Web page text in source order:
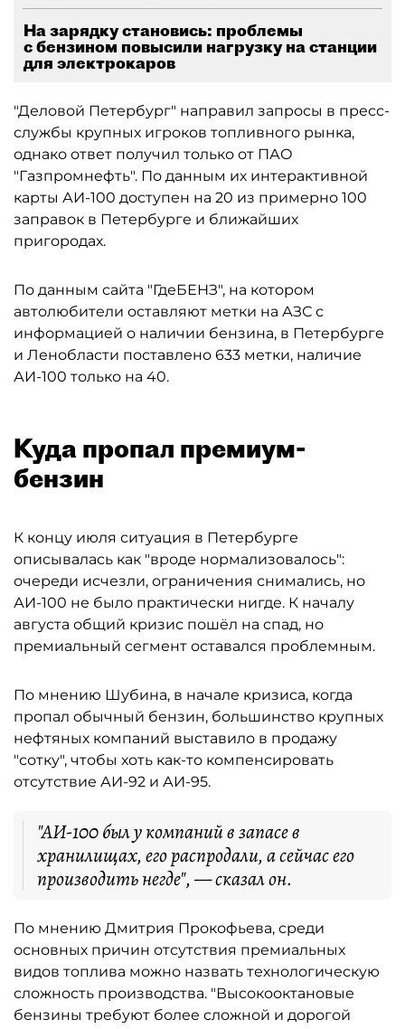
На зарядку становись: проблемы
с бензином повысили нагрузку на станции
для электрокаров
"Деловой Петербург" направил запросы в пресс-
службы крупных игроков топливного рынка,
однако ответ получил только от ПАО
"Газпромнефть". По данным их интерактивной
карты АИ-100 доступен на 20 из примерно 100
заправок в Петербурге и ближайших
пригородах.
По данным сайта "ГдеБЕНЗ", на котором
автолюбители оставляют метки на АЗС с
информацией о наличии бензина, в Петербурге
и Ленобласти поставлено 633 метки, наличие
АИ-100 только на 40.
Куда пропал премиум-
бензин
К концу июля ситуация в Петербурге
описывалась как "вроде нормализовалось":
очереди исчезли, ограничения снимались, но
АИ-100 не было практически нигде. К началу
августа общий кризис пошёл на спад, но
премиальный сегмент оставался проблемным.
По мнению Шубина, в начале кризиса, когда
пропал обычный бензин, большинство крупных
нефтяных компаний выставило в продажу
"сотку", чтобы хоть как-то компенсировать
отсутствие АИ-92 и АИ-95.
"АИ-100 был у компаний в запасе в
хранилищах, его распродали, а сейчас его
производить негде", — сказал он.
По мнению Дмитрия Прокофьева, среди
основных причин отсутствия премиальных
видов топлива можно назвать технологическую
сложность производства. "Высокооктановые
бензины требуют более сложной и дорогой